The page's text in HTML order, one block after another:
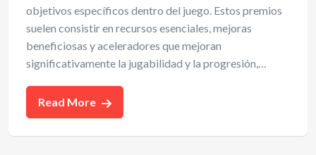
objetivos específicos dentro del juego. Estos premios
suelen consistir en recursos esenciales, mejoras
beneficiosas y aceleradores que mejoran
significativamente la jugabilidad y la progresión,…
Read More